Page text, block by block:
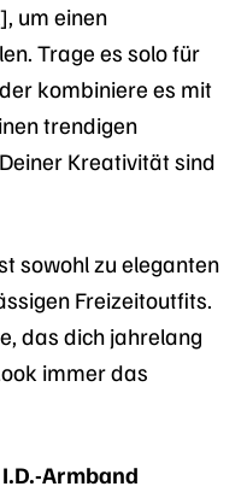
um einen
Trage es solo für
kombiniere es mit
trendigen
Kreativität sind
sowohl zu eleganten
Freizeitoutfits.
das dich jahrelang
immer das
Armband